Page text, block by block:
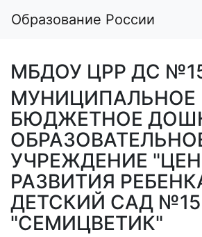
Образование России
МБДОУ ЦРР ДС
МУНИЦИПАЛЬНОЕ
БЮДЖЕТНОЕ
УЧРЕЖДЕНИЕ
РАЗВИТИЯ
ДЕТСКИЙ САД №15
"СЕМИЦВЕТИК"